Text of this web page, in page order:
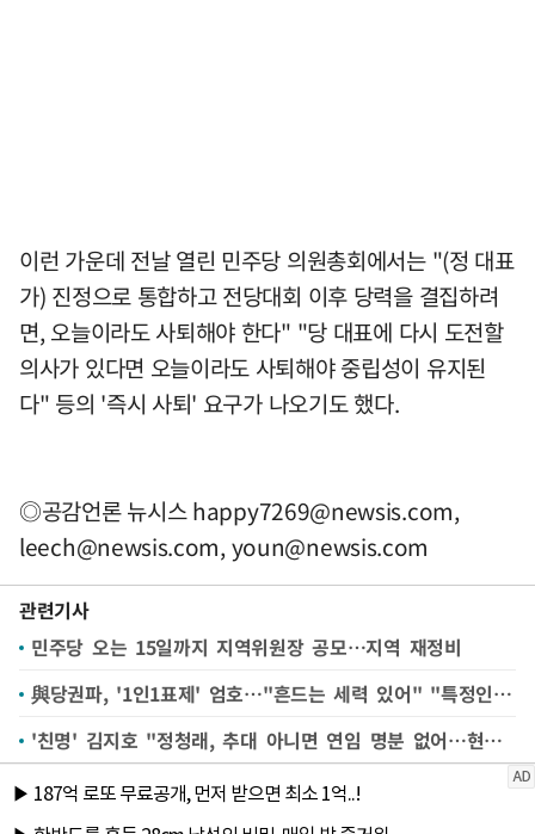
이런 가운데 전날 열린 민주당 의원총회에서는 "(정 대표
가) 진정으로 통합하고 전당대회 이후 당력을 결집하려
면, 오늘이라도 사퇴해야 한다" "당 대표에 다시 도전할
의사가 있다면 오늘이라도 사퇴해야 중립성이 유지된
다" 등의 '즉시 사퇴' 요구가 나오기도 했다.
◎공감언론 뉴시스happy7269@newsis.com,
leech@newsis.com,youn@newsis.com
관련기사
민주당 오는 15일까지 지역위원장 공모…지역 재정비
與당권파, '1인1표제' 엄호…"흔드는 세력 있어" "특정인 위한 제도 아냐"
'친명' 김지호 "정청래, 추대 아니면 연임 명분 없어…현명한 선택 믿는다"